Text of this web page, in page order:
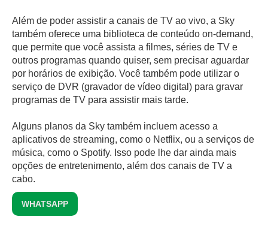
Além de poder assistir a canais de TV ao vivo, a Sky
também oferece uma biblioteca de conteúdo on-demand,
que permite que você assista a filmes, séries de TV e
outros programas quando quiser, sem precisar aguardar
por horários de exibição. Você também pode utilizar o
serviço de DVR (gravador de vídeo digital) para gravar
programas de TV para assistir mais tarde.
Alguns planos da Sky também incluem acesso a
aplicativos de streaming, como o Netflix, ou a serviços de
música, como o Spotify. Isso pode lhe dar ainda mais
opções de entretenimento, além dos canais de TV a
cabo.
WHATSAPP